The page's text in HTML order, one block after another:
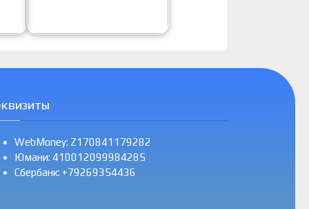
WebMoney: Z170841179282
Юмани: 410012099984285
Сбербанк: +79269354436